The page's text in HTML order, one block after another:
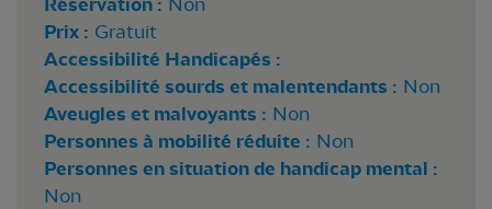
Réservation :
Prix : Gratuit
Accessibilité Handicapés :
Accessibilité sourds et malentendants : Non
Aveugles et malvoyants : Non
Personnes à mobilité réduite : Non
Personnes en situation de handicap mental :
Non